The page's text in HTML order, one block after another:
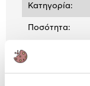
Κατηγορία:
Ποσότητα:
Αναλυτική